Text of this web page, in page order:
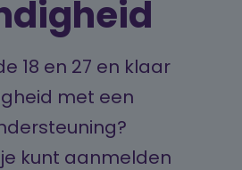
18 en 27 en klaar
met een
kunt aanmelden